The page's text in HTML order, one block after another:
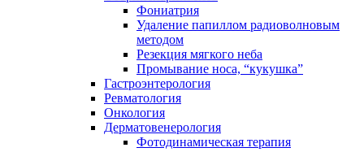
Фониатрия
Удаление папиллом радиоволновым
методом
Резекция мягкого неба
Промывание носа, “кукушка”
Гастроэнтерология
Ревматология
Онкология
Дерматовенерология
Фотодинамическая терапия